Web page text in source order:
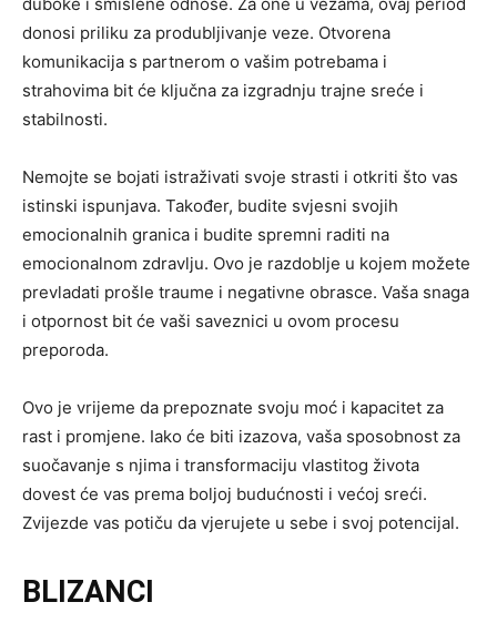
donosi priliku za produbljivanje veze. Otvorena
komunikacija s partnerom o vašim potrebama i
strahovima bit će ključna za izgradnju trajne sreće i
stabilnosti.
Nemojte se bojati istraživati svoje strasti i otkriti što vas
istinski ispunjava. Također, budite svjesni svojih
emocionalnih granica i budite spremni raditi na
emocionalnom zdravlju. Ovo je razdoblje u kojem možete
prevladati prošle traume i negativne obrasce. Vaša snaga
i otpornost bit će vaši saveznici u ovom procesu
preporoda.
Ovo je vrijeme da prepoznate svoju moć i kapacitet za
rast i promjene. Iako će biti izazova, vaša sposobnost za
suočavanje s njima i transformaciju vlastitog života
dovest će vas prema boljoj budućnosti i većoj sreći.
Zvijezde vas potiču da vjerujete u sebe i svoj potencijal.
BLIZANCI